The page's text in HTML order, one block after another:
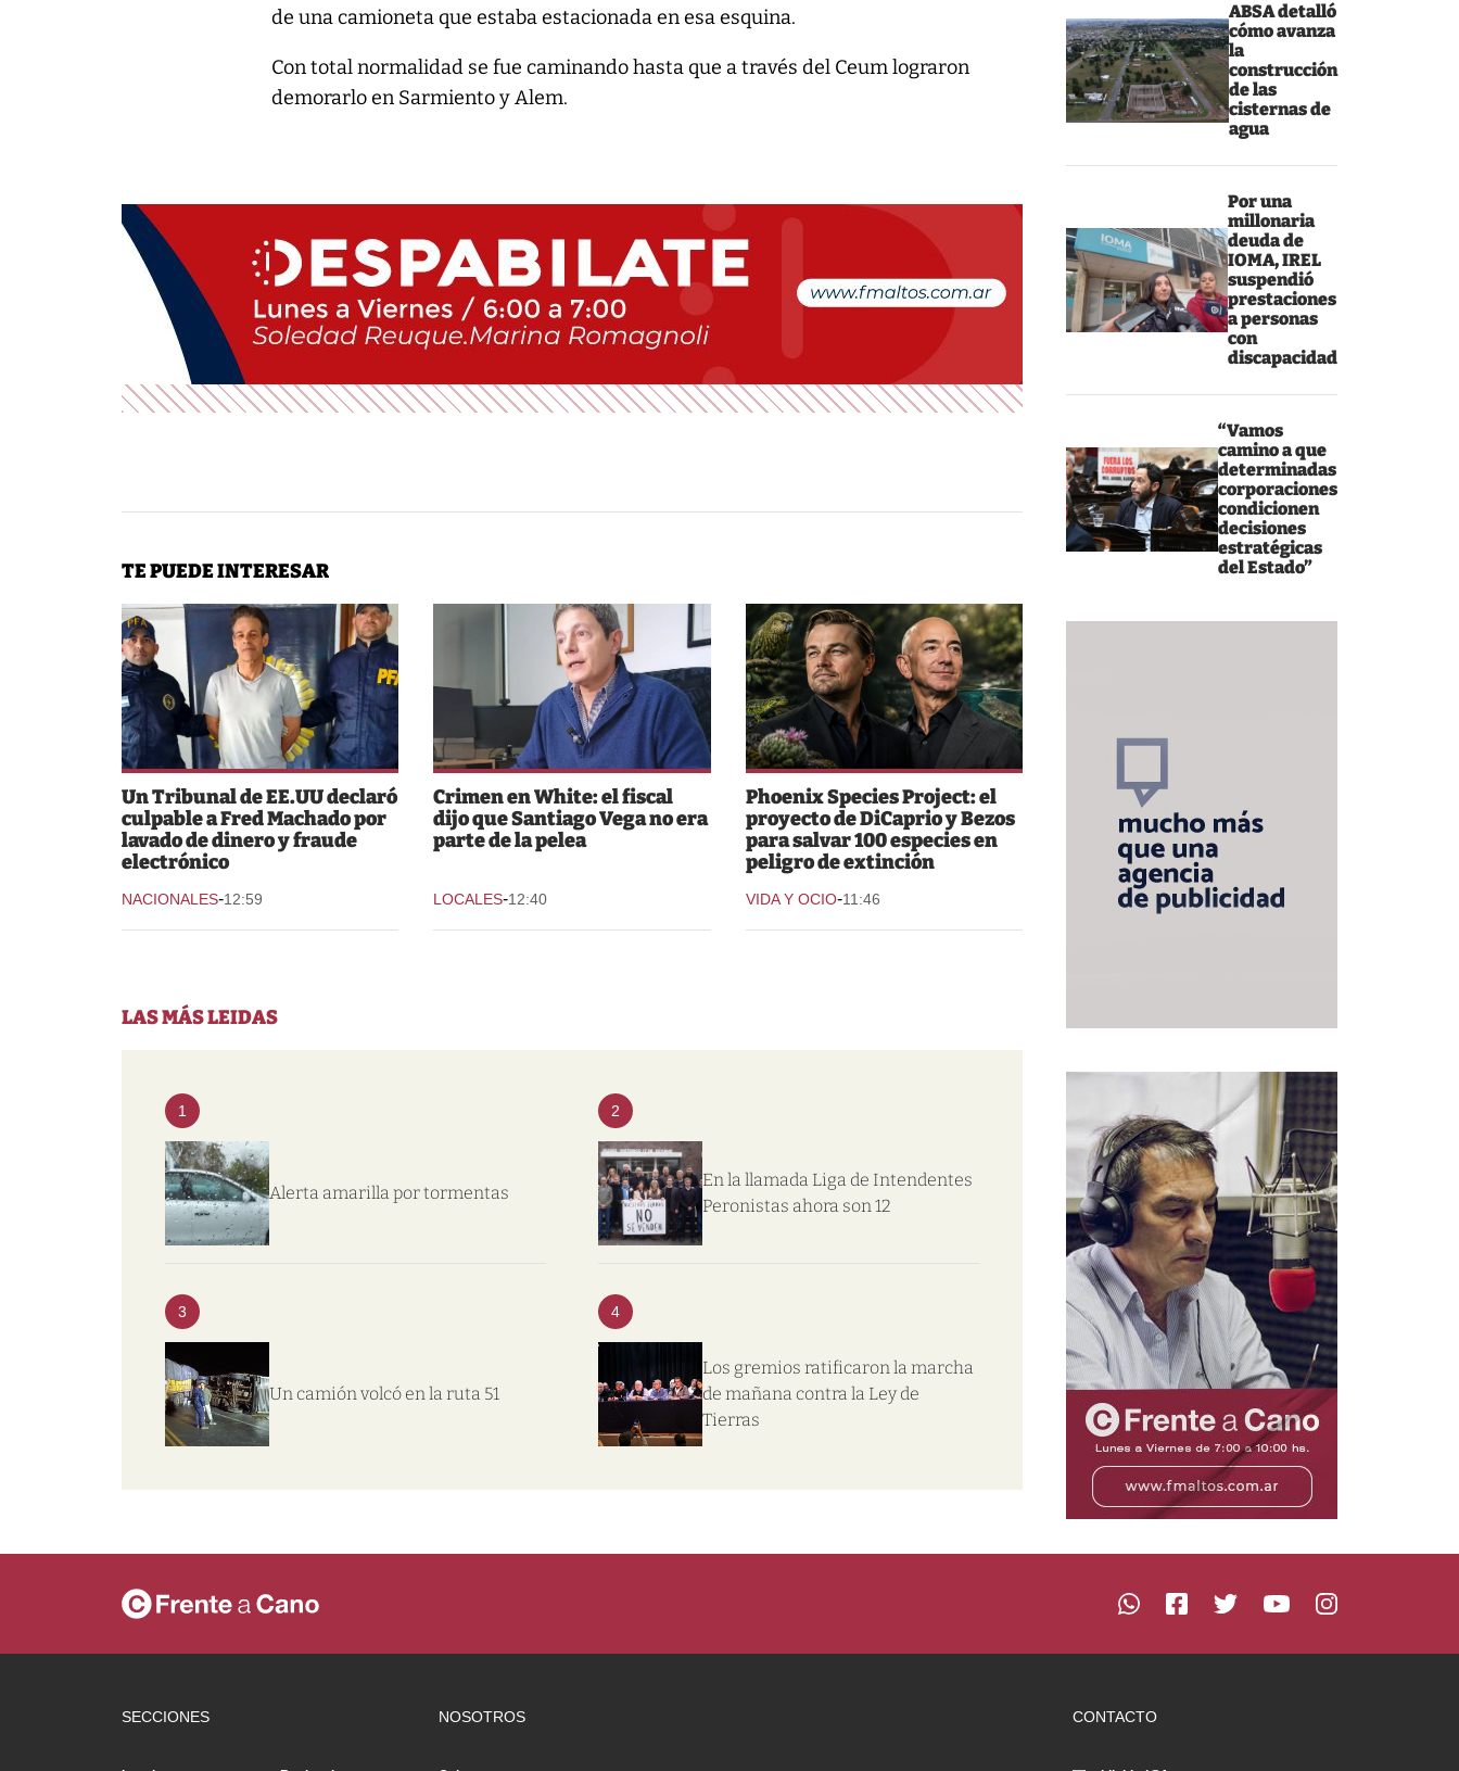
ABSA detalló
cómo avanza
la
construcción
de las
cisternas de
agua
Por una
millonaria
deuda de
IOMA, IREL
suspendió
prestaciones
a personas
con
discapacidad
“Vamos
camino a que
determinadas
corporaciones
condicionen
decisiones
estratégicas
del Estado”
de una camioneta que estaba estacionada en esa esquina.
Con total normalidad se fue caminando hasta que a través del Ceum lograron
demorarlo en Sarmiento y Alem.
TE PUEDE INTERESAR
Un Tribunal de EE.UU declaró
culpable a Fred Machado por
lavado de dinero y fraude
electrónico
NACIONALES-12:59
Crimen en White: el fiscal
dijo que Santiago Vega no era
parte de la pelea
LOCALES-12:40
Phoenix Species Project: el
proyecto de DiCaprio y Bezos
para salvar 100 especies en
peligro de extinción
VIDA Y OCIO-11:46
LAS MÁS LEIDAS
1
Alerta amarilla por tormentas
2
En la llamada Liga de Intendentes
Peronistas ahora son 12
3
Un camión volcó en la ruta 51
4
Los gremios ratificaron la marcha
de mañana contra la Ley de
Tierras
SECCIONES NOSOTROS CONTACTO